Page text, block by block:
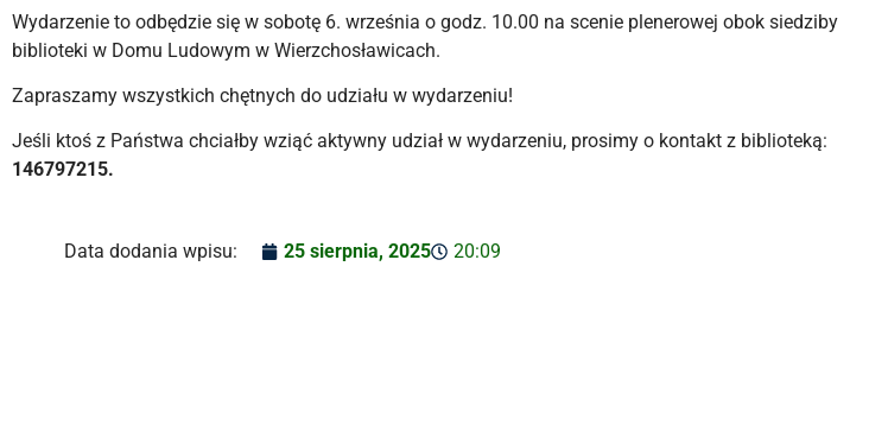
Wydarzenie to odbędzie się w sobotę 6. września o godz. 10.00 na scenie plenerowej obok siedziby
biblioteki w Domu Ludowym w Wierzchosławicach.
Zapraszamy wszystkich chętnych do udziału w wydarzeniu!
Jeśli ktoś z Państwa chciałby wziąć aktywny udział w wydarzeniu, prosimy o kontakt z biblioteką:
146797215.
Data dodania wpisu: 25 sierpnia, 2025 20:09